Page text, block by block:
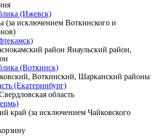
(Ижевск)
(за исключением Воткинского и
район Янаульский район,
(Воткинск)
Воткинский, Шарканский районы
(Екатеринбург)
область
край (за исключением Чайковского